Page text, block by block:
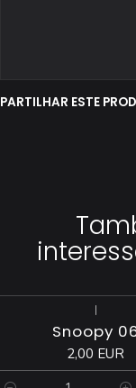
PARTILHAR ESTE
|
Snoopy
2,00 EUR